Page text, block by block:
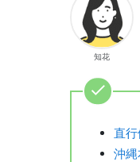
知花
直
沖